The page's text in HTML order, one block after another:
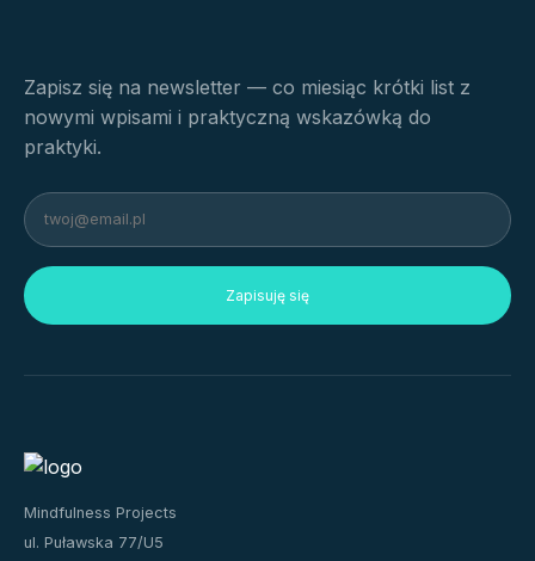
Zapisz się na newsletter — co miesiąc krótki list z
nowymi wpisami i praktyczną wskazówką do
praktyki.
Zapisuję się
Mindfulness Projects
ul. Puławska 77/U5